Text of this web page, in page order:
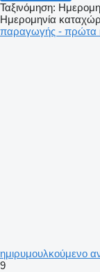
Ταξινόμηση:
Ημερομηνία
παραγωγής - πρώτα
ημιρυμουλκούμενο
9